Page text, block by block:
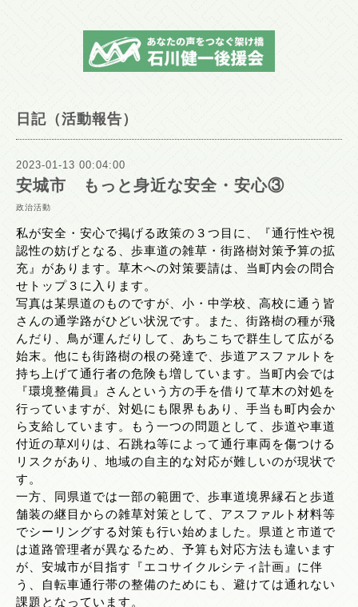
日記（活動報告）
2023-01-13 00:04:00
安城市 もっと身近な安全・安心③
政治活動
私が安全・安心で掲げる政策の３つ目に、『通行性や視
認性の妨げとなる、歩車道の雑草・街路樹対策予算の拡
充』があります。草木への対策要請は、当町内会の問合
せトップ３に入ります。
写真は某県道のものですが、小・中学校、高校に通う皆
さんの通学路がひどい状況です。また、街路樹の種が飛
んだり、鳥が運んだりして、あちこちで群生して広がる
始末。他にも街路樹の根の発達で、歩道アスファルトを
持ち上げて通行者の危険も増しています。当町内会では
『環境整備員』さんという方の手を借りて草木の対処を
行っていますが、対処にも限界もあり、手当も町内会か
ら支給しています。もう一つの問題として、歩道や車道
付近の草刈りは、石跳ね等によって通行車両を傷つける
リスクがあり、地域の自主的な対応が難しいのが現状で
す。
一方、同県道では一部の範囲で、歩車道境界縁石と歩道
舗装の継目からの雑草対策として、アスファルト材料等
でシーリングする対策も行い始めました。県道と市道で
は道路管理者が異なるため、予算も対応方法も違います
が、安城市が目指す『エコサイクルシティ計画』に伴
う、自転車通行帯の整備のためにも、避けては通れない
課題となっています。